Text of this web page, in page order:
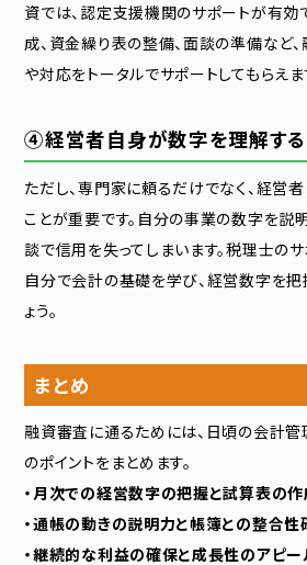
資では、認定支援機関のサポートが有効
成、資金繰り表の整備、面談の準備など
や対応をトータルでサポートしてもらえま
④経営者自身が数字を理解する
ただし、専門家に頼るだけでなく、経営
ことが重要です。自分の事業の数字を説
談で信用を失ってしまいます。税理士の
自分で会計の基礎を学び、経営数字を
ょう。
まとめ
融資審査に通るためには、日頃の会計管
のポイントをまとめます。
・月次での経営数字の把握と試算表の
・通帳の動きの説明力と帳簿との整合性
・継続的な利益の確保と成長性のアピー